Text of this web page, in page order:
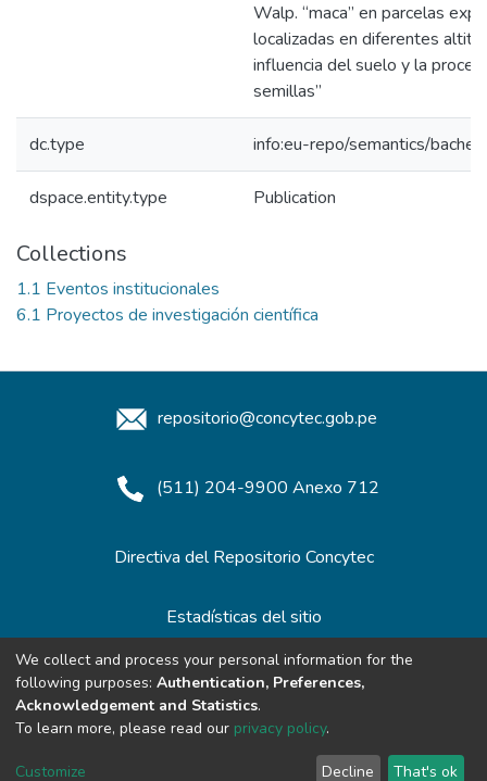
Walp. “maca” en parcelas
localizadas en diferentes
influencia del suelo y la
semillas”
dc.type info:eu-repo/semantics/
dspace.entity.type Publication
Collections
1.1 Eventos institucionales
6.1 Proyectos de investigación científica
repositorio@concytec.gob.pe
(511) 204-9900 Anexo 712
Directiva del Repositorio Concytec
Estadísticas del sitio
Redes de Repositorios
We collect and process your personal information for the
following purposes: Authentication, Preferences,
Acknowledgement and Statistics.
To learn more, please read our privacy policy.
Customize Decline That's ok